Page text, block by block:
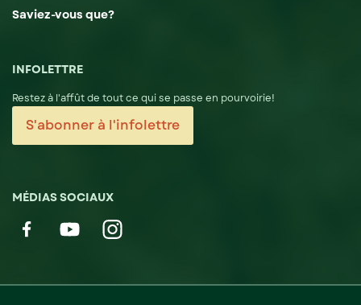
Saviez-vous que?
INFOLETTRE
Restez à l'affût de tout ce qui se passe en pourvoirie!
S'abonner à l'infolettre
MÉDIAS SOCIAUX